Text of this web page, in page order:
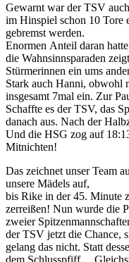
Gewarnt war der TSV
im Hinspiel schon 10 Tore
gebremst werden.
Enormen Anteil daran
die Wahnsinnsparaden
Stürmerinnen ein ums
Stark auch Hanni, obwohl
insgesamt 7mal ein. Zur
Schaffte es der TSV, das
danach aus. Nach der
Und die HSG zog auf
Mitnichten!
Das zeichnet unser Team
unsere Mädels auf,
bis Rike in der 45. Minute
zerreißen! Nun wurde die
zweier
der TSV jetzt die Chance,
gelang das nicht. Statt
dem Schlusspfiff…